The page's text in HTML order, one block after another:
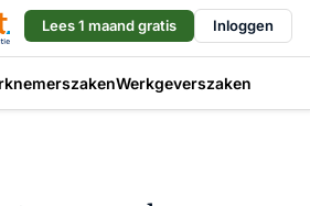
Lees 1 maand gratis Inloggen
Werkgeverszaken